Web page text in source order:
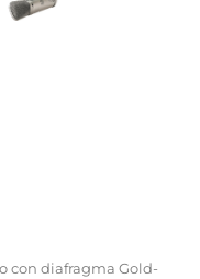
con diafragma Gold-